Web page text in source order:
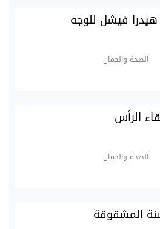
فيشل للوجه
الصحة والجمال
الرأس
الصحة والجمال
المشقوقة